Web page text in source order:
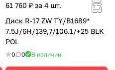
61 760 ₽ за 4 шт.
Диск R-17 ZW TY/B1689*
7.5J/6H/139,7/106.1/+25 BLK
POL
0 0 В наличии